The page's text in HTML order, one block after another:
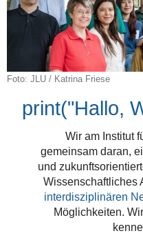
Foto: JLU / Katrina Friese
print("Hallo,
Wir am Institut
gemeinsam daran,
und
Wissenschaftliches
interdisziplinären
Möglichkeiten.